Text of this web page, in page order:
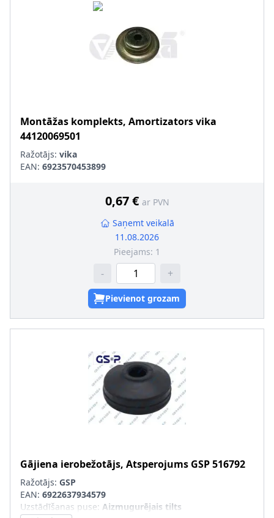
Montāžas komplekts, Amortizatorsvika
44120069501
Ražotājs: vika
EAN: 6923570453899
0,67 € ar PVN
Saņemt veikalā
11.08.2026
Pieejams: 1
- +
Pievienot grozam
Gājiena ierobežotājs, Atsperojums GSP516792
Ražotājs: GSP
EAN: 6922637934579
Uzstādīšanas puse: Aizmugurējais tilts